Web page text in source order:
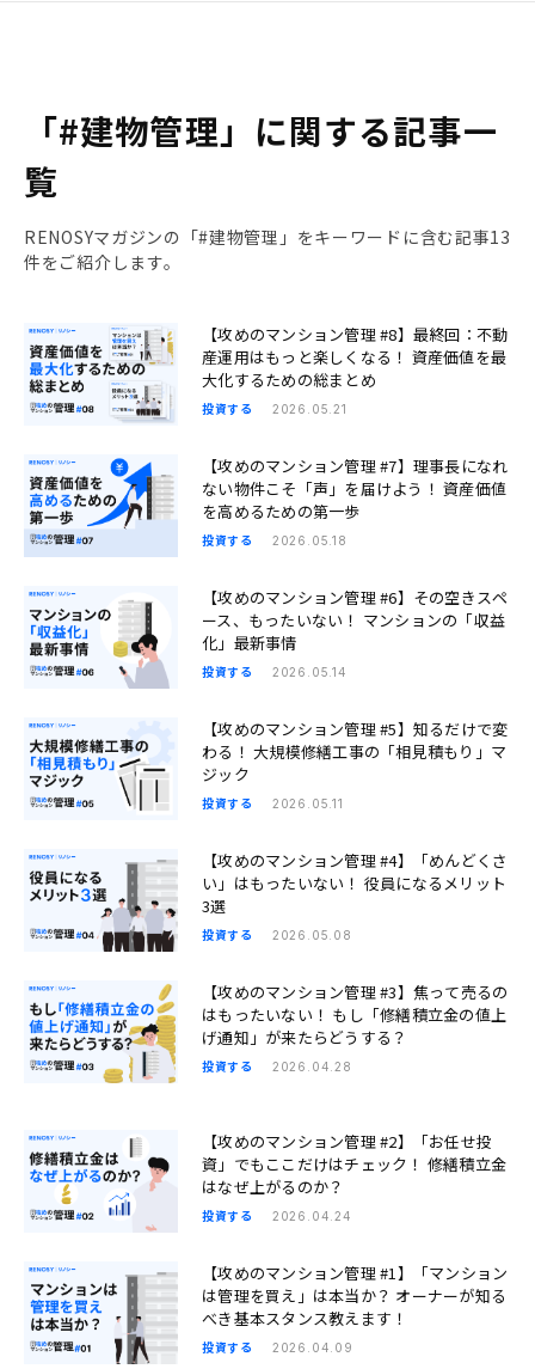
「#建物管理」に関する記事一
覧
RENOSYマガジンの「#建物管理」をキーワードに含む記事13
件をご紹介します。
【攻めのマンション管理 #8】最終回：不動
産運用はもっと楽しくなる！ 資産価値を最
大化するための総まとめ
投資する 2026.05.21
【攻めのマンション管理 #7】理事長になれ
ない物件こそ「声」を届けよう！ 資産価値
を高めるための第一歩
投資する 2026.05.18
【攻めのマンション管理 #6】その空きスペ
ース、もったいない！ マンションの「収益
化」最新事情
投資する 2026.05.14
【攻めのマンション管理 #5】知るだけで変
わる！ 大規模修繕工事の「相見積もり」マ
ジック
投資する 2026.05.11
【攻めのマンション管理 #4】「めんどくさ
い」はもったいない！ 役員になるメリット
3選
投資する 2026.05.08
【攻めのマンション管理 #3】焦って売るの
はもったいない！ もし「修繕積立金の値上
げ通知」が来たらどうする？
投資する 2026.04.28
【攻めのマンション管理 #2】「お任せ投
資」でもここだけはチェック！ 修繕積立金
はなぜ上がるのか？
投資する 2026.04.24
【攻めのマンション管理 #1】「マンション
は管理を買え」は本当か？ オーナーが知る
べき基本スタンス教えます！
投資する 2026.04.09